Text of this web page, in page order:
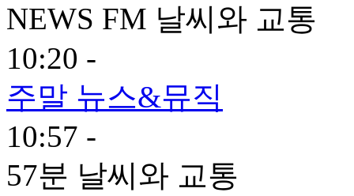
NEWS FM 날씨와 교통
10:20 -
주말 뉴스&뮤직
10:57 -
57분 날씨와 교통